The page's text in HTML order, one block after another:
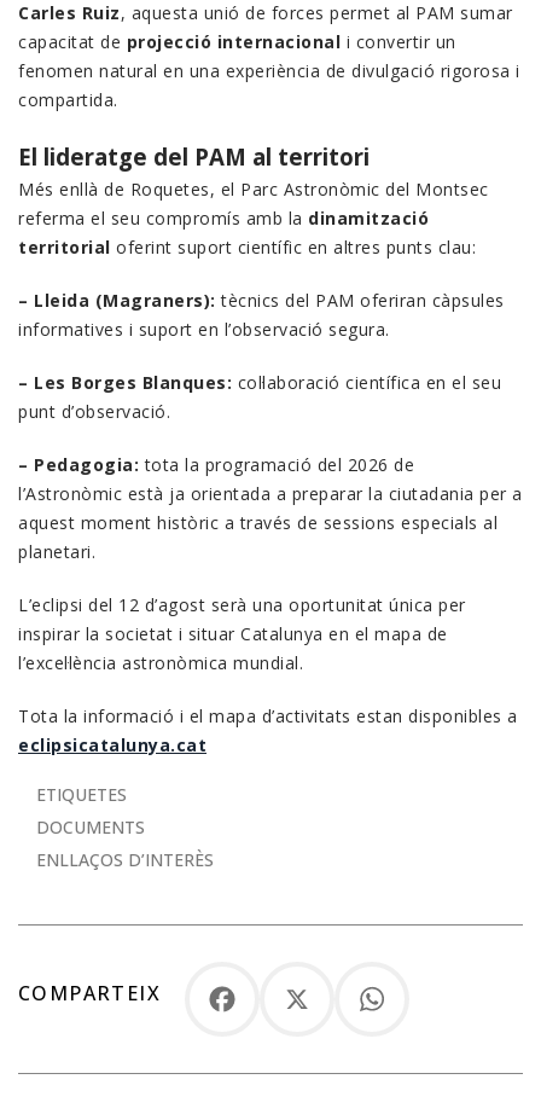
Carles Ruiz, aquesta unió de forces permet al PAM sumar
capacitat de projecció internacional i convertir un
fenomen natural en una experiència de divulgació rigorosa i
compartida.
El lideratge del PAM al territori
Més enllà de Roquetes, el Parc Astronòmic del Montsec
referma el seu compromís amb la dinamització
territorial oferint suport científic en altres punts clau:
– Lleida (Magraners): tècnics del PAM oferiran càpsules
informatives i suport en l’observació segura.
– Les Borges Blanques: col·laboració científica en el seu
punt d’observació.
– Pedagogia: tota la programació del 2026 de
l’Astronòmic està ja orientada a preparar la ciutadania per a
aquest moment històric a través de sessions especials al
planetari.
L’eclipsi del 12 d’agost serà una oportunitat única per
inspirar la societat i situar Catalunya en el mapa de
l’excel·lència astronòmica mundial.
Tota la informació i el mapa d’activitats estan disponibles a
eclipsicatalunya.cat
ETIQUETES
DOCUMENTS
ENLLAÇOS D’INTERÈS
COMPARTEIX